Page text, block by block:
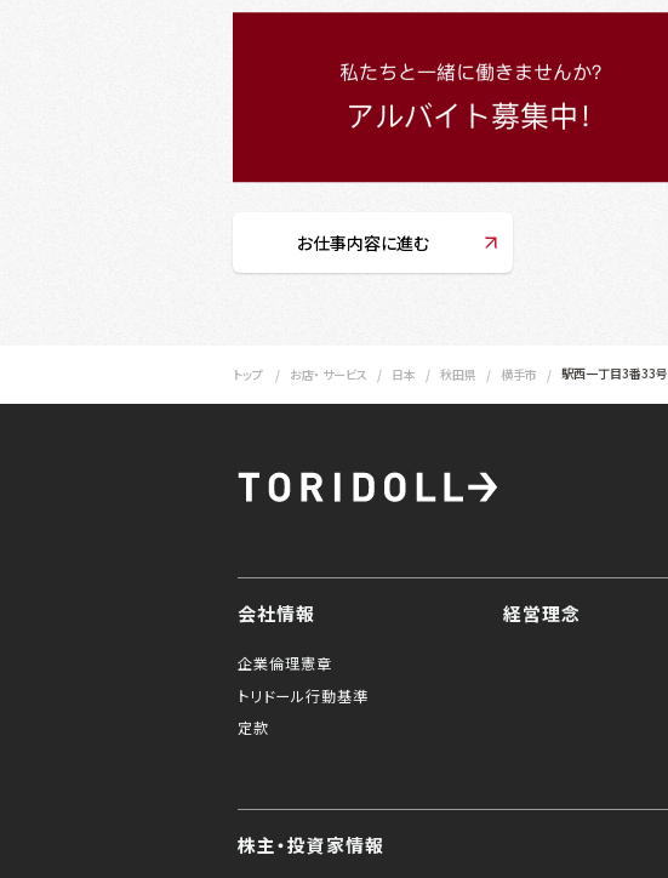
お仕事内容に進む
トップ お店・ サービス 日本 秋田県 横手市 駅西一丁目3番33号
会社情報
企業倫理憲章
トリドール行動基準
定款
経営理念
株主・投資家情報